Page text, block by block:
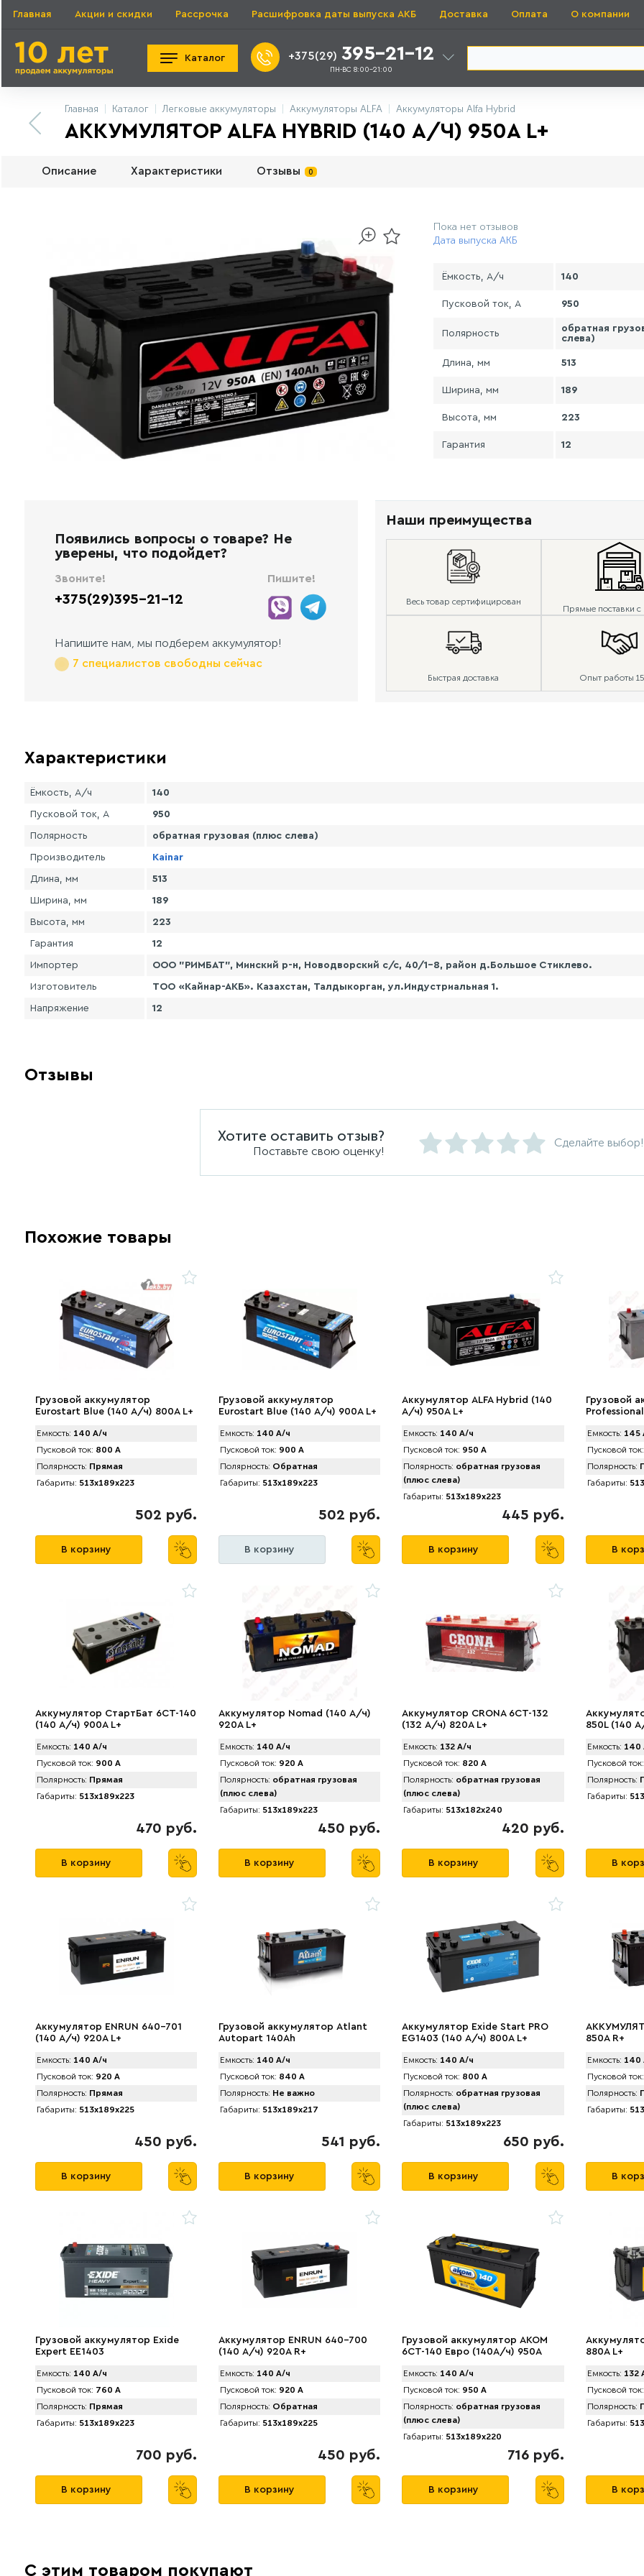
Главная Акции и скидки Рассрочка Расшифровка даты выпуска АКБ Доставка Оплата О компании
Каталог +375(29) 395-21-12
ПН-ВС 8:00-21:00
Главная Каталог Легковые аккумуляторы Аккумуляторы ALFA Аккумуляторы Alfa Hybrid
АККУМУЛЯТОР ALFA HYBRID (140 А/Ч) 950A L+
Описание Характеристики Отзывы 0
Пока нет отзывов
Дата выпуска АКБ
Ёмкость, А/ч 140
Пусковой ток, А 950
Полярность
обратная
слева)
Длина, мм 513
Ширина, мм 189
Высота, мм 223
Гарантия 12
Появились вопросы о товаре? Не
уверены, что подойдет?
Звоните!
+375(29)395-21-12
Пишите!
Напишите нам, мы подберем аккумулятор!
7 специалистов свободны сейчас
Наши преимущества
Весь товар сертифицирован
Прямые поставки с
Быстрая доставка Опыт работы
Характеристики
Ёмкость, А/ч 140
Пусковой ток, А 950
Полярность обратная грузовая (плюс слева)
Производитель Kainar
Длина, мм 513
Ширина, мм 189
Высота, мм 223
Гарантия 12
Импортер ООО "РИМБАТ", Минский р-н, Новодворский с/с, 40/1-8, район д.Большое Стиклево.
Изготовитель ТОО «Кайнар-АКБ». Казахстан, Талдыкорган, ул.Индустриальная 1.
Напряжение 12
Отзывы
Хотите оставить отзыв?
Поставьте свою оценку!
Сделайте выбор!
Похожие товары
Грузовой аккумулятор
Eurostart Blue (140 А/ч) 800A L+
Емкость: 140 А/ч
Пусковой ток: 800 А
Полярность: Прямая
Габариты: 513x189x223
502 руб.
В корзину
Грузовой аккумулятор
Eurostart Blue (140 А/ч) 900A L+
Емкость: 140 А/ч
Пусковой ток: 900 А
Полярность: Обратная
Габариты: 513x189x223
502 руб.
В корзину
Аккумулятор ALFA Hybrid (140
А/ч) 950A L+
Емкость: 140 А/ч
Пусковой ток: 950 А
Полярность: обратная грузовая
(плюс слева)
Габариты: 513x189x223
445 руб.
В корзину
Грузовой
Емкость: 145
Пусковой ток:
Полярность:
Габариты:
В
Аккумулятор СтартБат 6СТ-140
(140 А/ч) 900А L+
Емкость: 140 А/ч
Пусковой ток: 900 А
Полярность: Прямая
Габариты: 513x189x223
470 руб.
В корзину
Аккумулятор Nomad (140 А/ч)
920A L+
Емкость: 140 А/ч
Пусковой ток: 920 А
Полярность: обратная грузовая
(плюс слева)
Габариты: 513x189x223
450 руб.
В корзину
Аккумулятор CRONA 6CT-132
(132 А/ч) 820A L+
Емкость: 132 А/ч
Пусковой ток: 820 А
Полярность: обратная грузовая
(плюс слева)
Габариты: 513x182x240
420 руб.
В корзину
850L (140
Емкость: 140
Пусковой ток:
Полярность:
Габариты:
В
Аккумулятор ENRUN 640-701
(140 А/ч) 920A L+
Емкость: 140 А/ч
Пусковой ток: 920 А
Полярность: Прямая
Габариты: 513x189x225
450 руб.
В корзину
Грузовой аккумулятор Atlant
Autopart 140Ah
Емкость: 140 А/ч
Пусковой ток: 840 А
Полярность: Не важно
Габариты: 513x189x217
541 руб.
В корзину
Аккумулятор Exide Start PRO
EG1403 (140 А/ч) 800A L+
Емкость: 140 А/ч
Пусковой ток: 800 А
Полярность: обратная грузовая
(плюс слева)
Габариты: 513x189x223
650 руб.
В корзину
850A R+
Емкость: 140
Пусковой ток:
Полярность:
Габариты:
В
Грузовой аккумулятор Exide
Expert EE1403
Емкость: 140 А/ч
Пусковой ток: 760 А
Полярность: Прямая
Габариты: 513x189x223
700 руб.
В корзину
Аккумулятор ENRUN 640-700
(140 А/ч) 920A R+
Емкость: 140 А/ч
Пусковой ток: 920 А
Полярность: Обратная
Габариты: 513x189x225
450 руб.
В корзину
Грузовой аккумулятор AKOM
6CT-140 Евро (140А/ч) 950А
Емкость: 140 А/ч
Пусковой ток: 950 А
Полярность: обратная грузовая
(плюс слева)
Габариты: 513x189x220
716 руб.
В корзину
880A L+
Емкость: 132
Пусковой ток:
Полярность:
Габариты:
В
С этим товаром покупают